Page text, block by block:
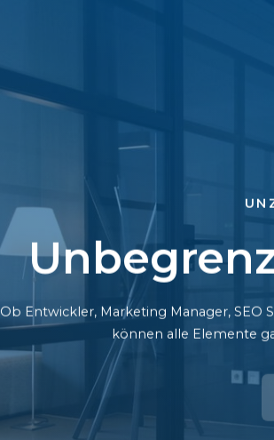
Ob Entwickler, Marketing Manager, SEO
können alle Elemente